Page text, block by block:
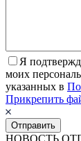
Я
моих
указанных в
Прикрепить
НОВОСТЬ